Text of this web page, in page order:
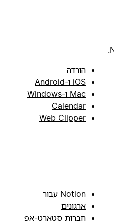
הורדה
iOS ו-Android
Mac ו-Windows
Calendar
Web Clipper
Notion עבור
ארגונים
חברות סטארט-אפ